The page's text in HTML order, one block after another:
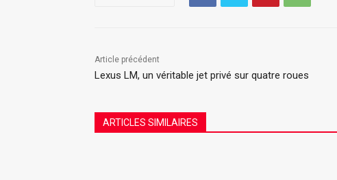
Article précédent
Lexus LM, un véritable jet privé sur quatre roues
ARTICLES SIMILAIRES